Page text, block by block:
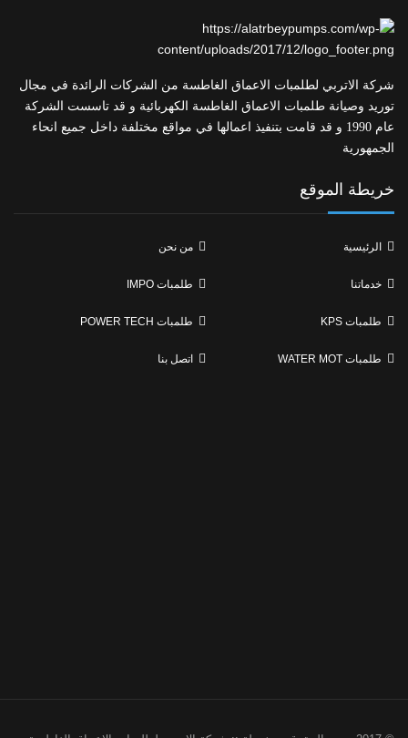
شركة الاتربي لطلمبات الاعماق الغاطسة من الشركات الرائدة في مجال
توريد وصيانة طلمبات الاعماق الغاطسة الكهربائية و قد تاسست الشركة
عام 1990 و قد قامت بتنفيذ اعمالها في مواقع مختلفة داخل جميع انحاء
الجمهورية
خريطة الموقع
الرئيسية من نحن
خدماتنا طلمبات IMPO
طلمبات KPS طلمبات POWER TECH
طلمبات WATER MOT اتصل بنا